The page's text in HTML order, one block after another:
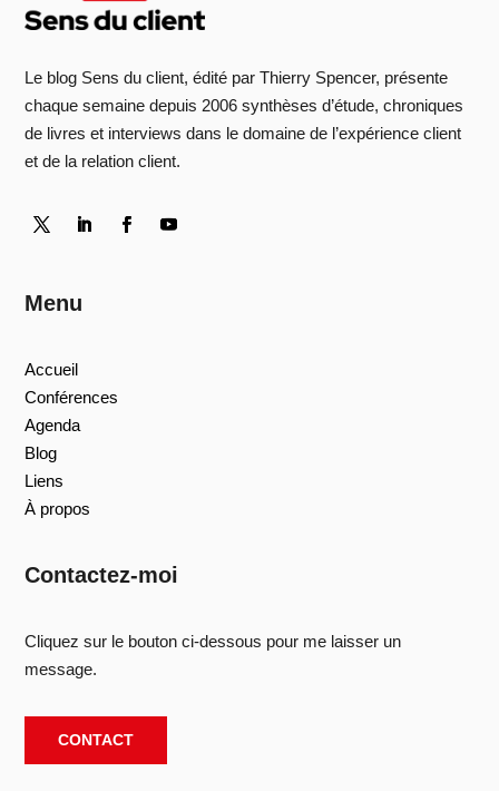
Le blog Sens du client, édité par Thierry Spencer, présente
chaque semaine depuis 2006 synthèses d’étude, chroniques
de livres et interviews dans le domaine de l’expérience client
et de la relation client.
Menu
Accueil
Conférences
Agenda
Blog
Liens
À propos
Contactez-moi
Cliquez sur le bouton ci-dessous pour me laisser un
message.
CONTACT